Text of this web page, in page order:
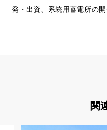
発・出資、系統用蓄電所の
関